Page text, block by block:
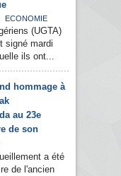
ECONOMIE
(UGTA)
signé mardi
ils ont...
hommage à
au 23e
de son
a été
de l'ancien